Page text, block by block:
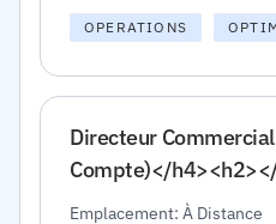
OPERATIONS
Directeur
Compte)</
Emplacement: À Distance